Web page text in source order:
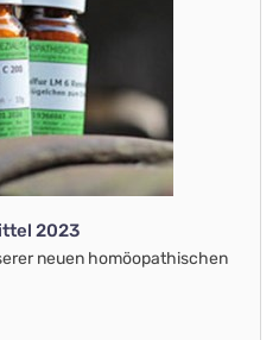
2023
neuen homöopathischen